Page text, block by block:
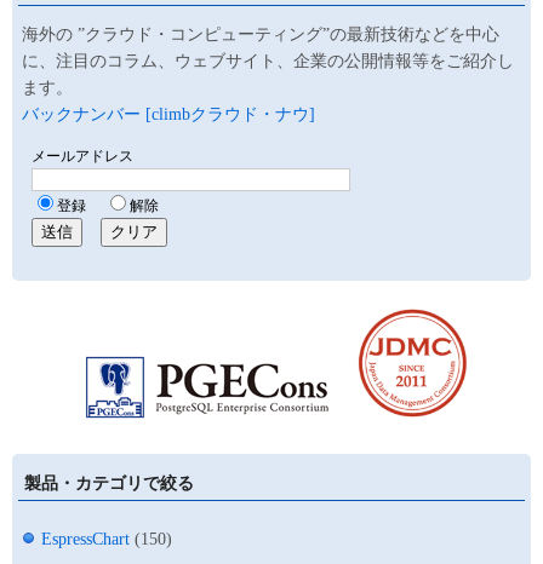
海外の ”クラウド・コンピューティング”の最新技術などを中心
に、注目のコラム、ウェブサイト、企業の公開情報等をご紹介し
ます。
バックナンバー [climbクラウド・ナウ]
製品・カテゴリで絞る
EspressChart (150)